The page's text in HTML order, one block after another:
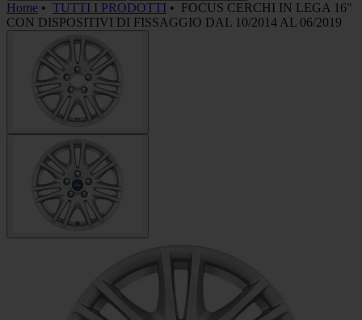
Home • TUTTI I PRODOTTI • FOCUS CERCHI IN LEGA 16"
CON DISPOSITIVI DI FISSAGGIO DAL 10/2014 AL 06/2019